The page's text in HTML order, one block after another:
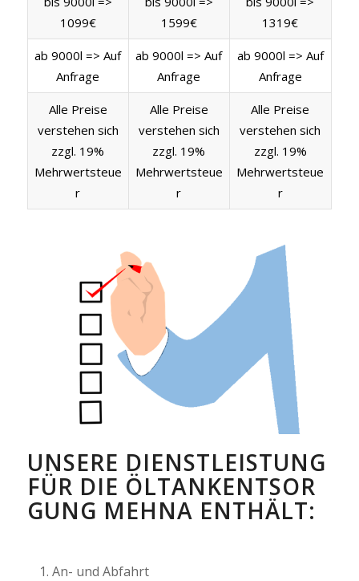
1099€
1599€
1319€
ab 9000l => Auf
Anfrage
ab 9000l => Auf
Anfrage
ab 9000l => Auf
Anfrage
Alle Preise
verstehen sich
zzgl. 19%
Mehrwertsteue
r
Alle Preise
verstehen sich
zzgl. 19%
Mehrwertsteue
r
Alle Preise
verstehen sich
zzgl. 19%
Mehrwertsteue
r
UNSERE DIENSTLEISTUNG
FÜR DIE ÖLTANKENTSOR
GUNG MEHNA ENTHÄLT:
An- und Abfahrt